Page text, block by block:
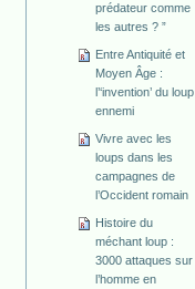
prédateur comme
les autres ? ”
Entre Antiquité et
Moyen Âge :
l’‘invention’ du loup
ennemi
Vivre avec les
loups dans les
campagnes de
l’Occident romain
Histoire du
méchant loup :
3000 attaques sur
l’homme en